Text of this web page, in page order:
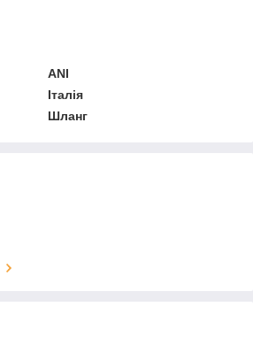
ANI
Італія
Шланг